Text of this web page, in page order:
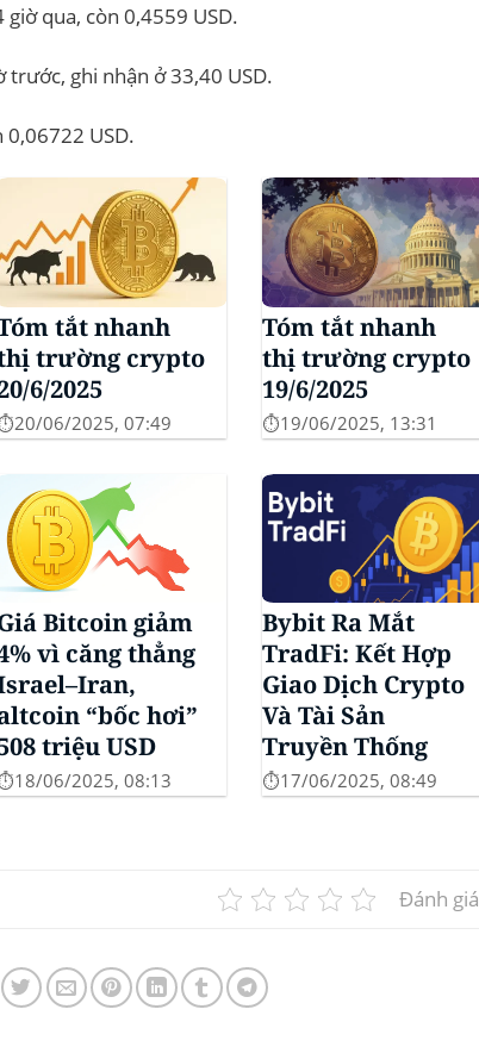
qua, còn 0,4559 USD.
trước, ghi nhận ở 33,40 USD.
USD.
tắt nhanh
trường crypto
6/2025
06/2025, 07:49
Tóm tắt nhanh
thị trường crypto
19/6/2025
⏱️19/06/2025, 13:31
Bitcoin giảm
vì căng thẳng
“bốc hơi”
triệu USD
06/2025, 08:13
Bybit Ra Mắt
TradFi: Kết Hợp
Giao Dịch Crypto
Và Tài Sản
Truyền Thống
⏱️17/06/2025, 08:49
Đánh giá